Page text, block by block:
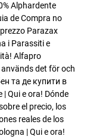
Alphardente
de Compra no
Parazax
i Parassiti e
Alfapro
det för och
та де купити в
| Qui e ora! Dónde
el precio, los
reales de los
| Qui e ora!